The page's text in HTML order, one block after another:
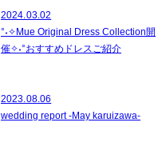
2024.03.02
°˖✧Mue Original Dress Collection開
催✧˖°おすすめドレスご紹介
2023.08.06
wedding report -May karuizawa-